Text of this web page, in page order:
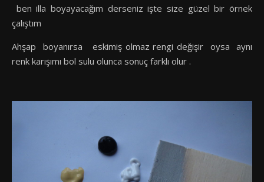
ben illa boyayacağım derseniz işte size güzel bir örnek
çalıştım
Ahşap boyanırsa eskimiş olmaz rengi değişir oysa aynı
renk karışımı bol sulu olunca sonuç farklı olur .